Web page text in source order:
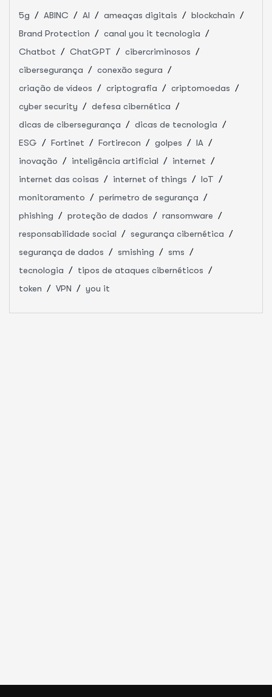
5g ABINC AI ameaças digitais
blockchain
Brand Protection
canal you it tecnologia
Chatbot
ChatGPT
cibercriminosos
cibersegurança
conexão segura
criação de vídeos
criptografia
criptomoedas
cyber security
defesa cibernética
dicas de cibersegurança
dicas de tecnologia
ESG
Fortinet Fortirecon golpes
IA
inovação
inteligência artificial
internet
internet das coisas
internet of things
IoT
monitoramento
perímetro de segurança
phishing
proteção de dados
ransomware
responsabilidade social
segurança cibernética
segurança de dados
smishing
sms
tecnologia
tipos de ataques cibernéticos
token
VPN you it